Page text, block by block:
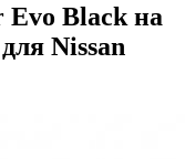
Black на
Nissan